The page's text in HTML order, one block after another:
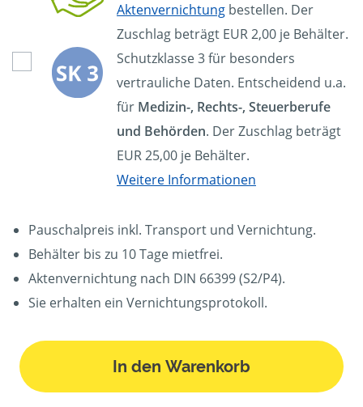
Aktenvernichtung bestellen. Der
Zuschlag beträgt EUR 2,00 je Behälter.
Schutzklasse 3 für besonders
vertrauliche Daten. Entscheidend u.a.
für Medizin-, Rechts-, Steuerberufe
und Behörden. Der Zuschlag beträgt
EUR 25,00 je Behälter.
Weitere Informationen
Pauschalpreis inkl. Transport und Vernichtung.
Behälter bis zu 10 Tage mietfrei.
Aktenvernichtung nach DIN 66399 (S2/P4).
Sie erhalten ein Vernichtungsprotokoll.
In den Warenkorb